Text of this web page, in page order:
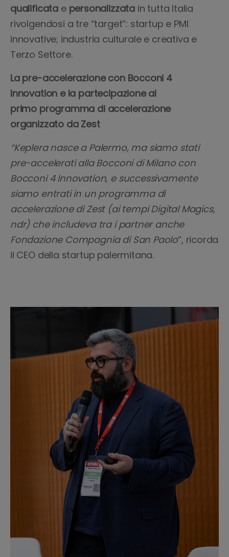
qualificata e personalizzatain tutta Italia
rivolgendosi a tre “target”: startup e PMI
innovative; industria culturale e creativa e
Terzo Settore.
La pre-accelerazione con Bocconi 4
Innovation e la partecipazione al
primo programma di accelerazione
organizzato da Zest
“Keplera nasce a Palermo, ma siamo stati
pre-accelerati alla Bocconi di Milano con
Bocconi 4 Innovation, e successivamente
siamo entrati in un programma di
accelerazione di Zest (ai tempi Digital Magics,
ndr) che includeva tra i partner anche
Fondazione Compagnia di San Paolo”, ricorda
il CEO della startup palermitana.